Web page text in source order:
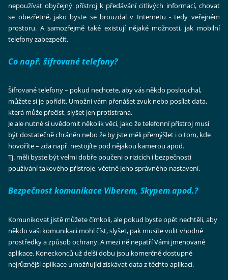
nepoužívat obyčejný přístroj k předávání citlivých informací, chovat
se obezřetně, jako byste se brouzdal v Internetu - tedy veřejném
prostoru. A samozřejmě také existují nějaké možnosti, jak mobilní
telefony zabezpečit.
Co např. šifrované telefony?
Šifrované telefony – pokud nechcete, aby vás někdo poslouchal,
můžete si je pořídit. Umožní vám přenášet zvuk nebo posílat data,
která může přečíst, slyšet jen protistrana.
Je ale nutné si uvědomit několik věcí, jako že telefonní přístroj musí
být dostatečně chráněn nebo že by jste měli přemýšlet i o tom, kde
hovoříte – zda např. nestojíte pod nějakou kamerou apod.
Tj. měli byste být velmi dobře poučeni o rizicích i bezpečnosti
používání takového přístroje, včetně jeho správného nastavení.
Bezpečnost komunikace Viberem, Skypem apod.?
Komunikovat jistě můžete čímkoli, ale pokud byste opět nechtěli, aby
někdo vaši komunikaci mohl číst, slyšet, pak musíte volit vhodné
prostředky a způsob ochrany. A mezi ně nepatří Vámi jmenované
aplikace. Koneckonců už delší dobu jsou komerčně dostupné
nejrůznější aplikace umožňující získávat data z těchto aplikací.